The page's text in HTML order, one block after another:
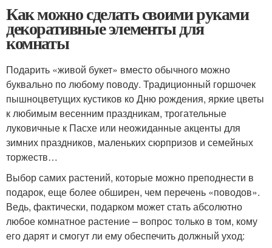
Как можно сделать своими руками
декоративные элементы для
комнаты
Подарить «живой букет» вместо обычного можно
буквально по любому поводу. Традиционный горшочек
пышноцветущих кустиков ко Дню рождения, яркие цветы
к любимым весенним праздникам, трогательные
луковичные к Пасхе или неожиданные акценты для
зимних праздников, маленьких сюрпризов и семейных
торжеств…
Выбор самих растений, которые можно преподнести в
подарок, еще более обширен, чем перечень «поводов».
Ведь, фактически, подарком может стать абсолютно
любое комнатное растение – вопрос только в том, кому
его дарят и смогут ли ему обеспечить должный уход: